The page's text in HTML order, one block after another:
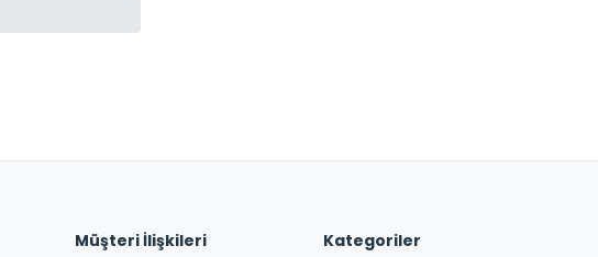
Müşteri İlişkileri Kategoriler